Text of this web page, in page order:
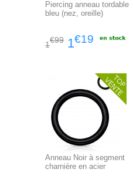
Piercing anneau tordable
bleu (nez, oreille)
1
€99 1€19
Anneau Noir à segment
charnière en acier